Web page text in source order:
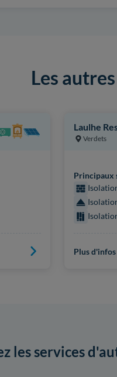
Les
Laulhe
Verdets
Principaux
Plus
les services